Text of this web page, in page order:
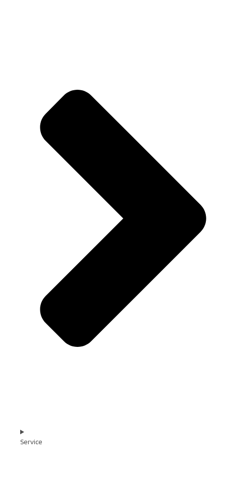
Service